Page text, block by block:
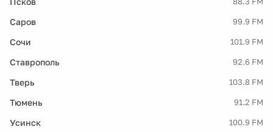
Саров 99.9 FM
Сочи 101.9 FM
Ставрополь 92.6 FM
Тверь 103.8 FM
Тюмень 91.2 FM
Усинск 100.9 FM